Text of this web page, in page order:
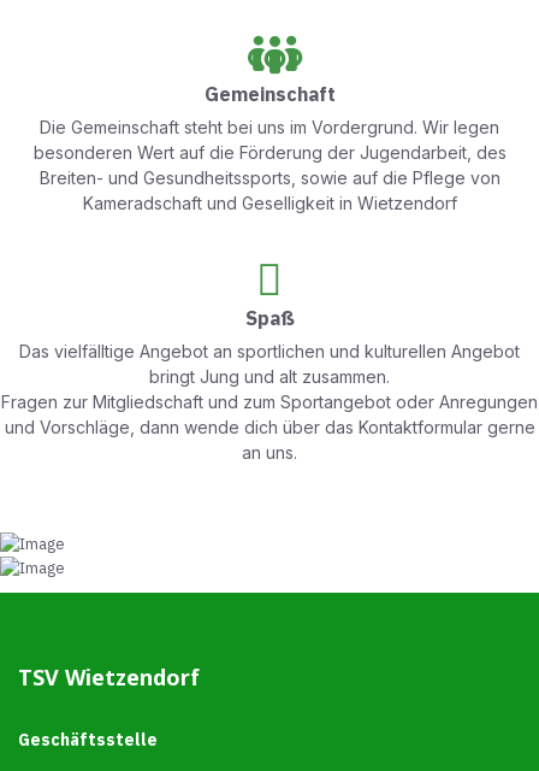
Gemeinschaft
Die Gemeinschaft steht bei uns im Vordergrund. Wir legen
besonderen Wert auf die Förderung der Jugendarbeit, des
Breiten- und Gesundheitssports, sowie auf die Pflege von
Kameradschaft und Geselligkeit in Wietzendorf
Spaß
Das vielfälltige Angebot an sportlichen und kulturellen Angebot
bringt Jung und alt zusammen.
Fragen zur Mitgliedschaft und zum Sportangebot oder Anregungen
und Vorschläge, dann wende dich über das Kontaktformular gerne
an uns.
TSV Wietzendorf
Geschäftsstelle